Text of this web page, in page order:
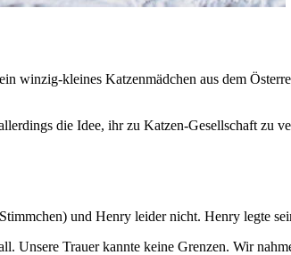
winzig-kleines Katzenmädchen aus dem
die Idee, ihr zu Katzen-Gesellschaft zu
und Henry leider nicht. Henry legte
Unsere Trauer kannte keine Grenzen. Wir